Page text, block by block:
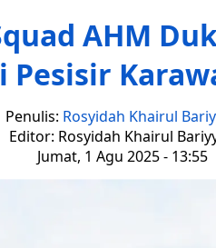
AHM
Pesisir
Penulis: Rosyidah Khairul
Editor: Rosyidah Khairul
Jumat, 1 Agu 2025 - 13:55